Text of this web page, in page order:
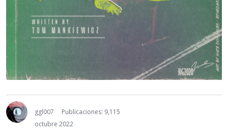
ggl007
Publicaciones: 9,115
octubre 2022